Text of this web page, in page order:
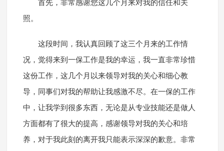
首先，非常感谢您这几个月来对我的信任和关
照。
这段时间，我认真回顾了这三个月来的工作情
况，觉得来到一保工作是我的幸运，我一直非常珍惜
这份工作，这几个月以来领导对我的关心和细心教
导，同事们对我的帮助让我感激不尽。在一保的工作
中，让我学到很多东西，无论是从专业技能还是做人
方面都有了很大的提高，感谢领导对我的关心和培
养，对于我此刻的离开我只能表示深深的歉意。非常